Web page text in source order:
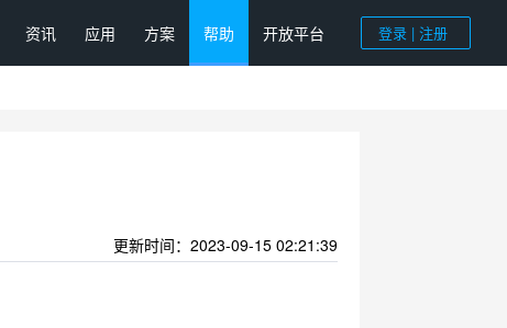
资讯 应用 方案 帮助 开放平台 登录 | 注册
更新时间：2023-09-15 02:21:39